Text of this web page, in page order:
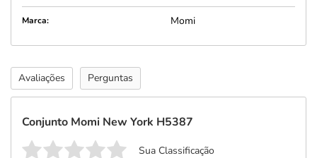
Marca: Momi
Avaliações Perguntas
Conjunto Momi New York H5387
Sua Classificação